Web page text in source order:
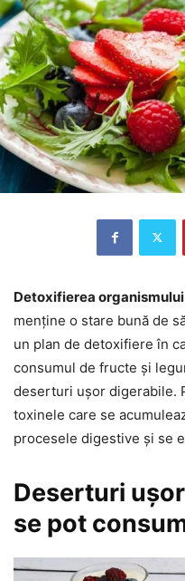
Detoxifierea organismului
menține o stare bună de
un plan de detoxifiere în
consumul de fructe și
deserturi ușor digerabile.
toxinele care se
procesele digestive și se
Deserturi
se pot